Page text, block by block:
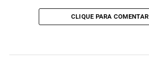
CLIQUE PARA COMENTAR